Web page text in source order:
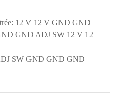
12 V 12 V GND GND
GND ADJ SW 12 V 12
SW GND GND GND